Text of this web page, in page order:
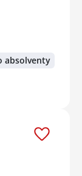
absolventy